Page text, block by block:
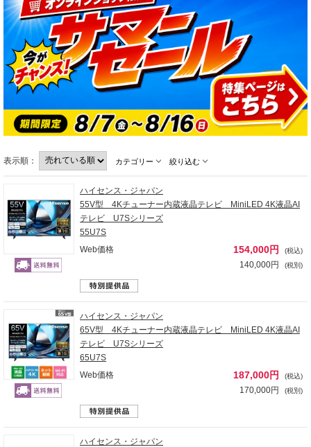
表示順： カテゴリー 絞り込む
ハイセンス・ジャパン
55V型 4Kチューナー内蔵液晶テレビ MiniLED 4K液晶AI
テレビ U7Sシリーズ
55U7S
Web価格
154,000円 (税込)
140,000円 (税別)
ハイセンス・ジャパン
65V型 4Kチューナー内蔵液晶テレビ MiniLED 4K液晶AI
テレビ U7Sシリーズ
65U7S
Web価格
187,000円 (税込)
170,000円 (税別)
ハイセンス・ジャパン